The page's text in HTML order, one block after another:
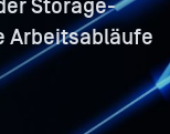
Storage-
Arbeitsabläufe